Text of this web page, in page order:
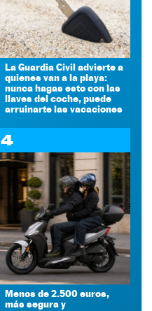
La Guardia Civil advierte a
quienes van a la playa:
nunca hagas esto con las
llaves del coche, puede
arruinarte las vacaciones
4
Menos de 2.500 euros,
más segura y